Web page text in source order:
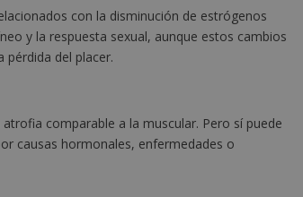
con la disminución de estrógenos
y la respuesta sexual, aunque estos cambios
pérdida del placer.
comparable a la muscular. Pero sí puede
causas hormonales, enfermedades o